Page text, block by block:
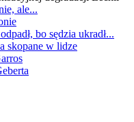
ale...
bo sędzia ukradł...
skopane w lidze